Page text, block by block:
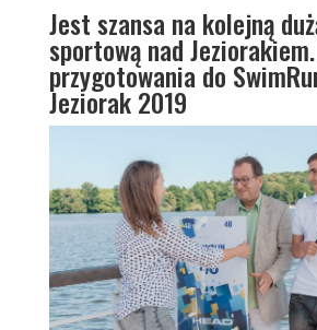
Jest szansa na kolejną
sportową nad
przygotowania do
Jeziorak 2019